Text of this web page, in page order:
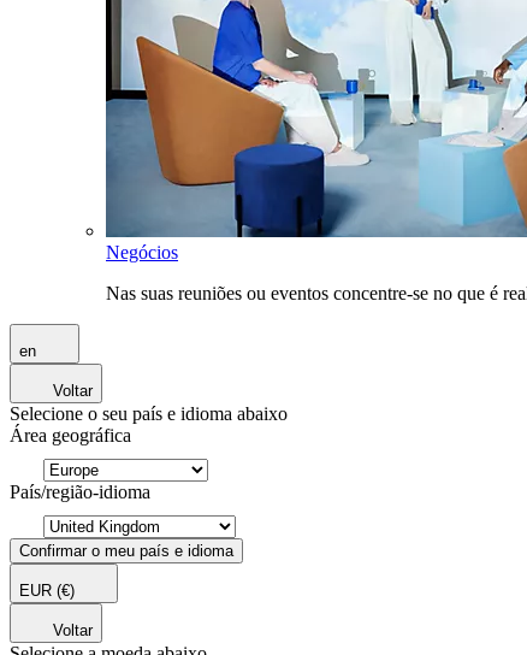
Negócios
Nas suas reuniões ou eventos concentre-se no que é
en
Voltar
Selecione o seu país e idioma abaixo
Área geográfica
País/região-idioma
Confirmar o meu país e idioma
EUR (€)
Voltar